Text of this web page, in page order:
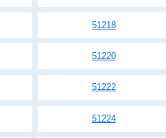
51218
51220
51222
51224